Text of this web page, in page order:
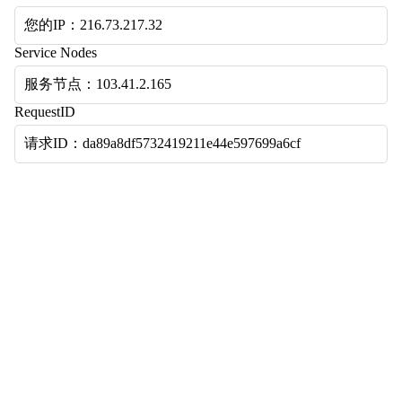
您的IP：216.73.217.32
Service Nodes
服务节点：103.41.2.165
RequestID
请求ID：da89a8df5732419211e44e597699a6cf